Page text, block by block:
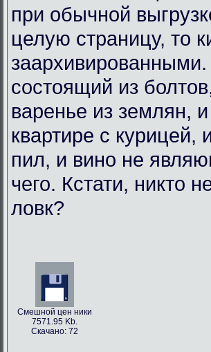
при обычной
целую страницу, то
состоящий из
варенье из землян,
квартире с курицей,
пил, и вино не
чего. Кстати, никто
ловк?
Смешной цен ники
7571.95 Kb.
Скачано: 72